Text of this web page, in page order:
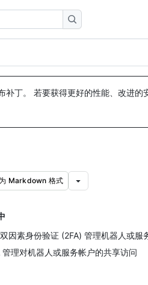
补丁。 若要获得更好的性能、改进的
Markdown 格式
因素身份验证 (2FA) 管理机器人或服
管理对机器人或服务帐户的共享访问